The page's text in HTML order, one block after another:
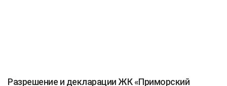
Разрешение и декларации ЖК «Приморский